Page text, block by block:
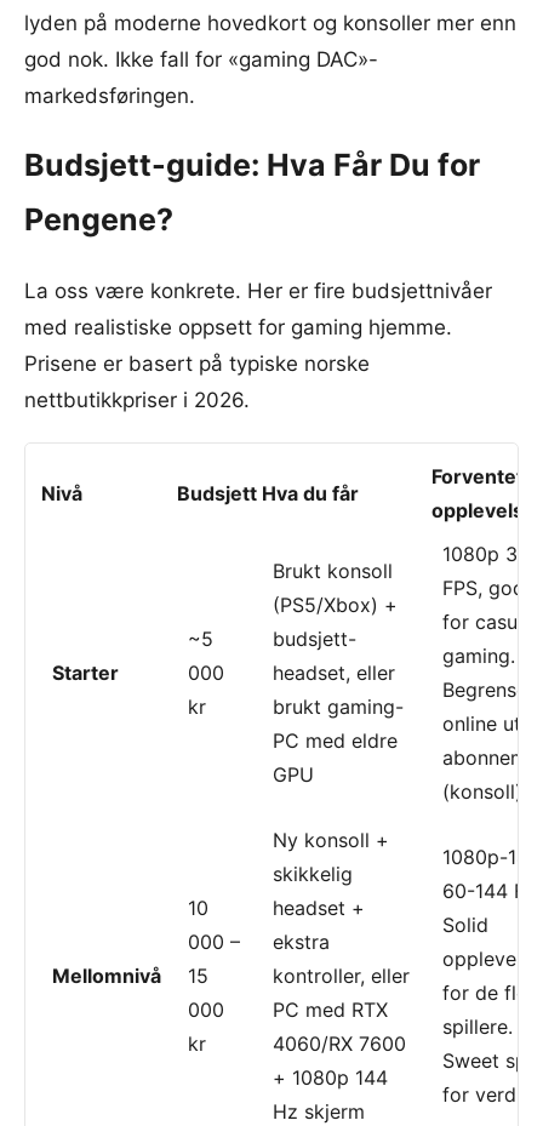
lyden på moderne hovedkort og konsoller mer enn
god nok. Ikke fall for «gaming DAC»-
markedsføringen.
Budsjett-guide: Hva Får Du for
Pengene?
La oss være konkrete. Her er fire budsjettnivåer
med realistiske oppsett for gaming hjemme.
Prisene er basert på typiske norske
nettbutikkpriser i 2026.
Nivå Budsjett Hva du får
Forventet
opplevelse
Starter
~5
000
kr
Brukt konsoll
(PS5/Xbox) +
budsjett-
headset, eller
brukt gaming-
PC med eldre
GPU
1080p
FPS, god
for casual
gaming.
Begrenset
online uten
(konsoll).
Mellomnivå
10
000 –
15
000
kr
Ny konsoll +
skikkelig
headset +
ekstra
kontroller, eller
PC med RTX
4060/RX 7600
+ 1080p 144
Hz skjerm
1080p-
60-144
Solid
opplevelse
for de
spillere.
Sweet
for verdi.